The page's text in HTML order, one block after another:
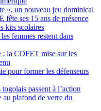
», un nouveau jeu dominical
ses 15 ans de présence
kits scolaires
femmes restent dans
: la COFET mise sur les
pour former les défenseurs
passent à l’action
au plafond de verre du